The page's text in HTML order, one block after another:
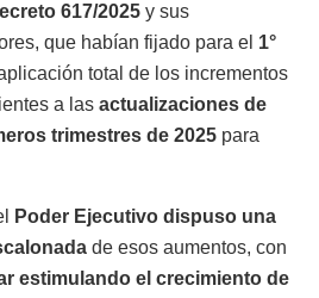
617/2025 y sus
que habían fijado para el 1°
total de los incrementos
a las actualizaciones de
trimestres de 2025 para
Poder Ejecutivo dispuso una
de esos aumentos, con
estimulando el crecimiento de